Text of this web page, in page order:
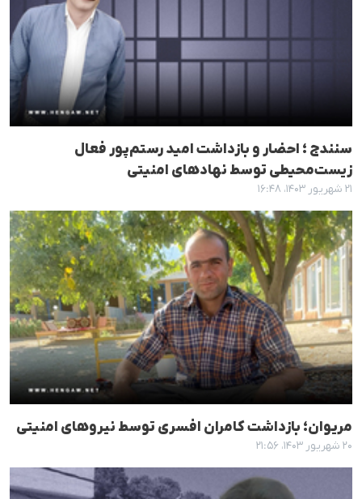
سنندج ؛ احضار و بازداشت امید رستم‌پور فعال
زیست‌محیطی توسط نهادهای امنیتی
۲۱ شهریور ۱۴۰۳، ۱۶:۴۸
مریوان؛ بازداشت کامران افسری توسط نیروهای امنیتی
۲۰ شهریور ۱۴۰۳، ۲۱:۵۶